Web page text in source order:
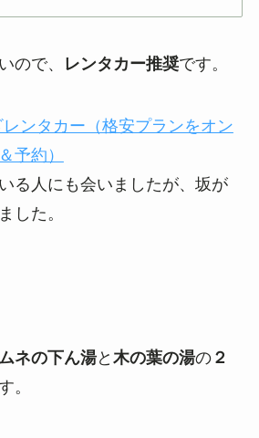
ので、 レンタカー推奨です。
ンタカー（格安プランをオン
予約）
る人にも会いましたが、坂が
した。
ネの下ん湯と 木の葉の湯の２
。